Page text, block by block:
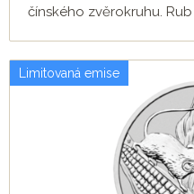
čínského zvěrokruhu.
Limitovaná emise